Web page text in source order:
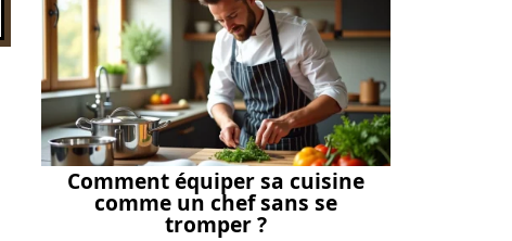
Comment équiper sa cuisine
comme un chef sans se
tromper ?